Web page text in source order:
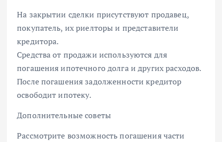
На закрытии сделки присутствуют продавец,
покупатель, их риелторы и представители
кредитора.
Средства от продажи используются для
погашения ипотечного долга и других расходов.
После погашения задолженности кредитор
освободит ипотеку.
Дополнительные советы
Рассмотрите возможность погашения части